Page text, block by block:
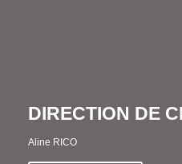
DIRECTION DE
Aline RICO